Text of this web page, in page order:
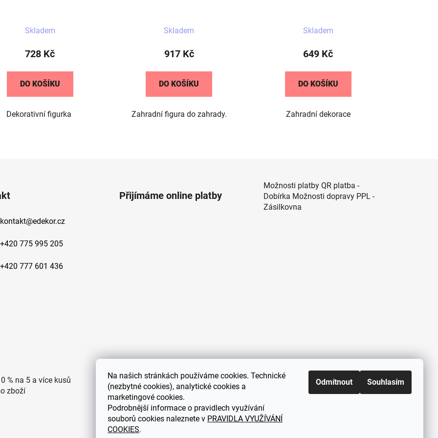
Na našich stránkách používáme cookies. Technické
(nezbytné cookies), analytické cookies a
marketingové cookies.
Podrobnější informace o pravidlech využívání
souborů cookies naleznete v PRAVIDLA VYUŽÍVÁNÍ
COOKIES.
Odmítnout Souhlasím
Skladem
728 Kč
DO KOŠÍKU
Dekorativní figurka
hodnocení
produktu
z
hvězdiček.
Skladem
917 Kč
DO KOŠÍKU
Zahradní figura do zahrady.
Skladem
649 Kč
DO KOŠÍKU
Zahradní dekorace
kontakt@edekor.cz
+420 775 995 205
+420 777 601 436
Přijímáme online platby
Možnosti platby QR platba -
Dobírka Možnosti dopravy PPL -
Zásilkovna
% na 5 a více kusů
zboží
Doprava po ČR zdarma pro
objednávky nad 2500 Kč
Zákaznická podpora každý všední
den od 9.00 do 18.00 hodin